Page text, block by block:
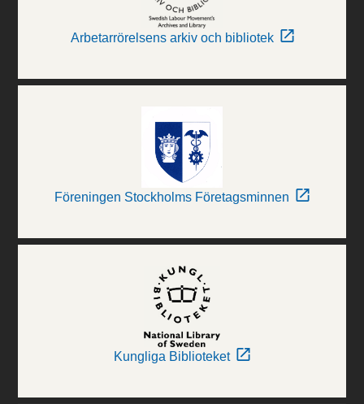
Arbetarrörelsens arkiv och bibliotek
Föreningen Stockholms Företagsminnen
Kungliga Biblioteket